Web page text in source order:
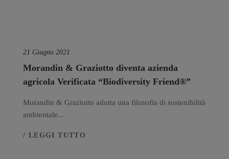
21 Giugno 2021
Morandin & Graziotto diventa azienda
agricola Verificata “Biodiversity Friend®”
Morandin & Graziotto adotta una filosofia di sostenibilità
ambientale...
/ LEGGI TUTTO